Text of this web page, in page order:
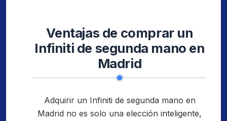
Ventajas de comprar un
Infiniti de segunda mano en
Madrid
Adquirir un Infiniti de segunda mano en
Madrid no es solo una elección inteligente,